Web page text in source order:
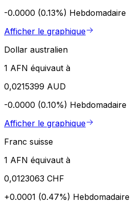
-0.0000 (0.13%) Hebdomadaire
Afficher le graphique
Dollar australien
1 AFN équivaut à
0,0215399 AUD
-0.0000 (0.10%) Hebdomadaire
Afficher le graphique
Franc suisse
1 AFN équivaut à
0,0123063 CHF
+0.0001 (0.47%) Hebdomadaire